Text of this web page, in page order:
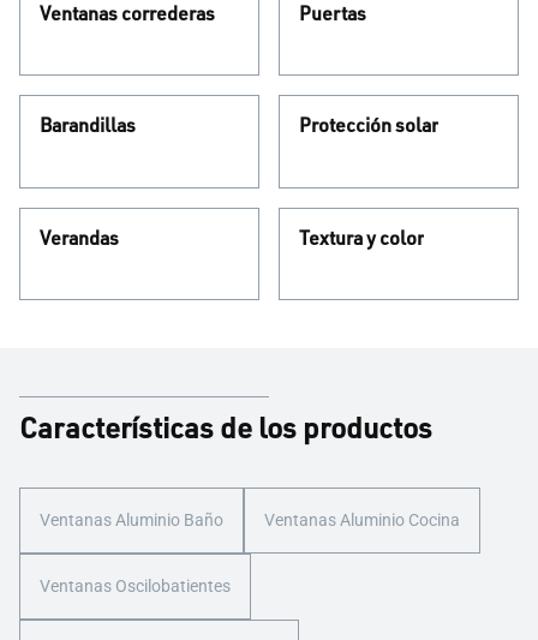
Ventanas correderas Puertas
Barandillas Protección solar
Verandas Textura y color
Características de los productos
Ventanas Aluminio Baño Ventanas Aluminio Cocina
Ventanas Oscilobatientes